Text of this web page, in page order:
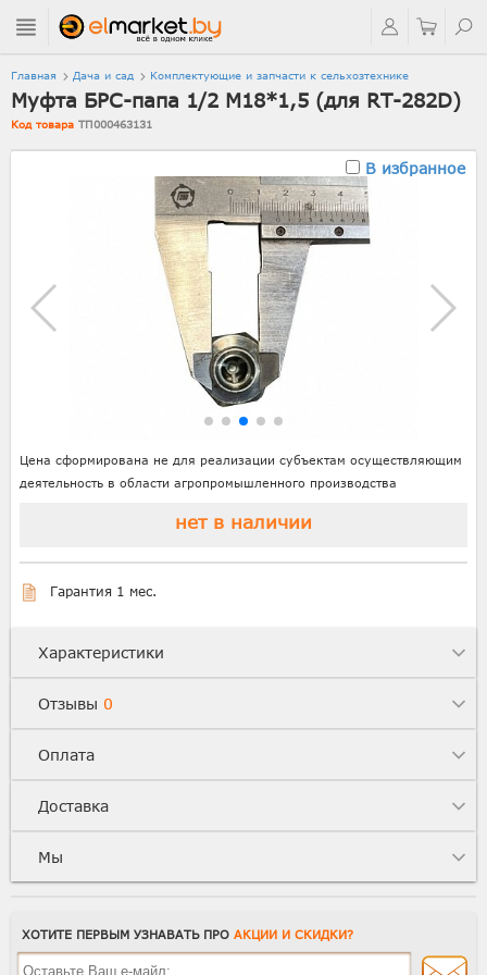
Главная Дача и сад Комплектующие и запчасти к сельхозтехнике
Муфта БРС-папа 1/2 M18*1,5 (для RT-282D)
Код товара ТП000463131
В избранное
Цена сформирована не для реализации субъектам осуществляющим
деятельность в области агропромышленного производства
нет в наличии
Гарантия 1 мес.
Характеристики
Отзывы 0
Оплата
Доставка
Мы
ХОТИТЕ ПЕРВЫМ УЗНАВАТЬ ПРО АКЦИИ И СКИДКИ?